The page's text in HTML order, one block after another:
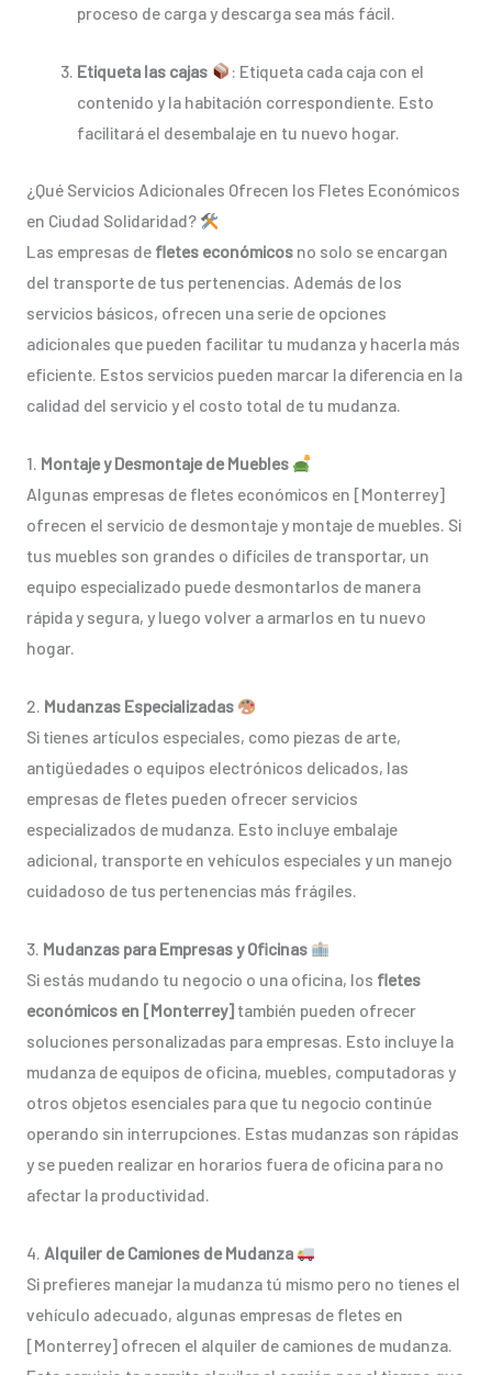
proceso de carga y descarga sea más fácil.
Etiqueta las cajas
: Etiqueta cada caja con el
contenido y la habitación correspondiente. Esto
facilitará el desembalaje en tu nuevo hogar.
¿Qué Servicios Adicionales Ofrecen los Fletes Económicos
en Ciudad Solidaridad?
Las empresas de fletes económicos no solo se encargan
del transporte de tus pertenencias. Además de los
servicios básicos, ofrecen una serie de opciones
adicionales que pueden facilitar tu mudanza y hacerla más
eficiente. Estos servicios pueden marcar la diferencia en la
calidad del servicio y el costo total de tu mudanza.
1. Montaje y Desmontaje de Muebles
Algunas empresas de fletes económicos en [Monterrey]
ofrecen el servicio de desmontaje y montaje de muebles. Si
tus muebles son grandes o difíciles de transportar, un
equipo especializado puede desmontarlos de manera
rápida y segura, y luego volver a armarlos en tu nuevo
hogar.
2. Mudanzas Especializadas
Si tienes artículos especiales, como piezas de arte,
antigüedades o equipos electrónicos delicados, las
empresas de fletes pueden ofrecer servicios
especializados de mudanza. Esto incluye embalaje
adicional, transporte en vehículos especiales y un manejo
cuidadoso de tus pertenencias más frágiles.
3. Mudanzas para Empresas y Oficinas
Si estás mudando tu negocio o una oficina, los fletes
económicos en [Monterrey]también pueden ofrecer
soluciones personalizadas para empresas. Esto incluye la
mudanza de equipos de oficina, muebles, computadoras y
otros objetos esenciales para que tu negocio continúe
operando sin interrupciones. Estas mudanzas son rápidas
y se pueden realizar en horarios fuera de oficina para no
afectar la productividad.
4. Alquiler de Camiones de Mudanza
Si prefieres manejar la mudanza tú mismo pero no tienes el
vehículo adecuado, algunas empresas de fletes en
[Monterrey] ofrecen el alquiler de camiones de mudanza.